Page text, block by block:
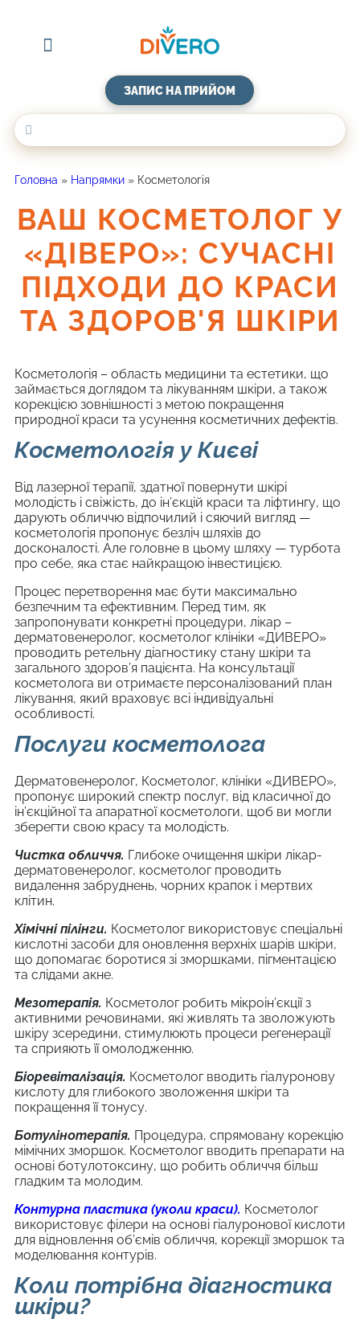
ЗАПИС НА ПРИЙОМ
Головна » Напрямки » Косметологія
ВАШ КОСМЕТОЛОГ У
«ДІВЕРО»: СУЧАСНІ
ПІДХОДИ ДО КРАСИ
ТА ЗДОРОВ'Я ШКІРИ
Косметологія – область медицини та естетики, що
займається доглядом та лікуванням шкіри, а також
корекцією зовнішності з метою покращення
природної краси та усунення косметичних дефектів.
Косметологія у Києві
Від лазерної терапії, здатної повернути шкірі
молодість і свіжість, до ін’єкцій краси та ліфтингу, що
дарують обличчю відпочилий і сяючий вигляд —
косметологія пропонує безліч шляхів до
досконалості. Але головне в цьому шляху — турбота
про себе, яка стає найкращою інвестицією.
Процес перетворення має бути максимально
безпечним та ефективним. Перед тим, як
запропонувати конкретні процедури, лікар –
дерматовенеролог, косметолог клініки «ДИВЕРО»
проводить ретельну діагностику стану шкіри та
загального здоров’я пацієнта. На консультації
косметолога ви отримаєте персоналізований план
лікування, який враховує всі індивідуальні
особливості.
Послуги косметолога
Дерматовенеролог, Косметолог, клініки «ДИВЕРО»,
пропонує широкий спектр послуг, від класичної до
ін’єкційної та апаратної косметологи, щоб ви могли
зберегти свою красу та молодість.
Чистка обличчя. Глибоке очищення шкіри лікар-
дерматовенеролог, косметолог проводить
видалення забруднень, чорних крапок і мертвих
клітин.
Хімічні пілінги. Косметолог використовує спеціальні
кислотні засоби для оновлення верхніх шарів шкіри,
що допомагає боротися зі зморшками, пігментацією
та слідами акне.
Мезотерапія. Косметолог робить мікроін’єкції з
активними речовинами, які живлять та зволожують
шкіру зсередини, стимулюють процеси регенерації
та сприяють її омолодженню.
Біоревіталізація. Косметолог вводить гіалуронову
кислоту для глибокого зволоження шкіри та
покращення її тонусу.
Ботулінотерапія. Процедура, спрямовану корекцію
мімічних зморшок. Косметолог вводить препарати на
основі ботулотоксину, що робить обличчя більш
гладким та молодим.
Контурна пластика (уколи краси). Косметолог
використовує філери на основі гіалуронової кислоти
для відновлення об’ємів обличчя, корекції зморшок та
моделювання контурів.
Коли потрібна діагностика
шкіри?